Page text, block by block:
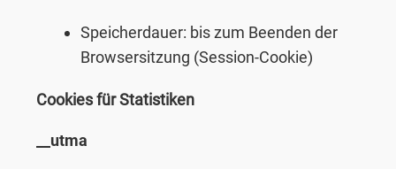
Speicherdauer: bis zum Beenden der
Browsersitzung (Session-Cookie)
Cookies für Statistiken
__utma